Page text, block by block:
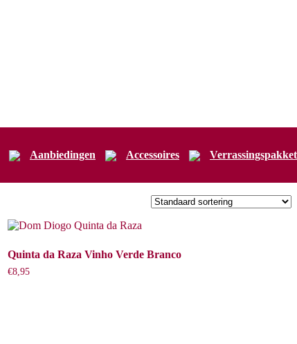
Aanbiedingen Accessoires Verrassingspakket
Quinta da Raza Vinho Verde Branco
€8,95